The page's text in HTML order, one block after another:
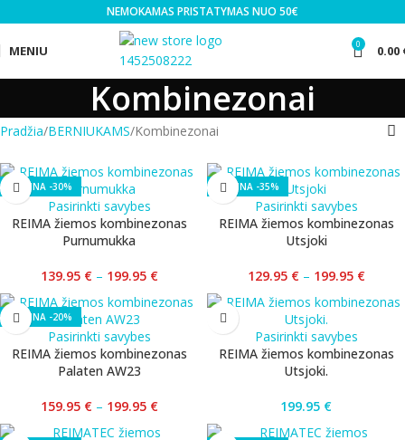
NEMOKAMAS PRISTATYMAS NUO 50€
MENIU 0 0.00
Kombinezonai
Pradžia BERNIUKAMS Kombinezonai
-30%
Pasirinkti savybes
REIMA žiemos kombinezonas
Purnumukka
139.95 € – 199.95 €
-35%
Pasirinkti savybes
REIMA žiemos kombinezonas
Utsjoki
129.95 € – 199.95 €
-20%
Pasirinkti savybes
REIMA žiemos kombinezonas
Palaten AW23
159.95 € – 199.95 €
Pasirinkti savybes
REIMA žiemos kombinezonas
Utsjoki.
199.95 €